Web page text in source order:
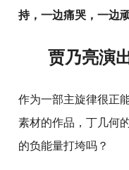
持，一边痛哭，一边
贾乃亮演
作为一部主旋律很正
素材的作品，丁几何
的负能量打垮吗？